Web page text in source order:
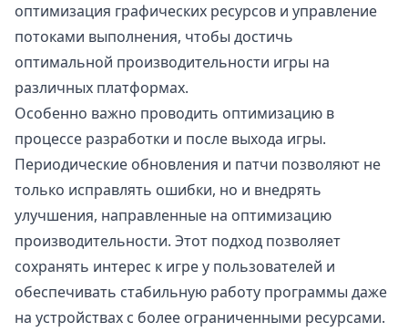
оптимизация графических ресурсов и управление
потоками выполнения, чтобы достичь
оптимальной производительности игры на
различных платформах.
Особенно важно проводить оптимизацию в
процессе разработки и после выхода игры.
Периодические обновления и патчи позволяют не
только исправлять ошибки, но и внедрять
улучшения, направленные на оптимизацию
производительности. Этот подход позволяет
сохранять интерес к игре у пользователей и
обеспечивать стабильную работу программы даже
на устройствах с более ограниченными ресурсами.